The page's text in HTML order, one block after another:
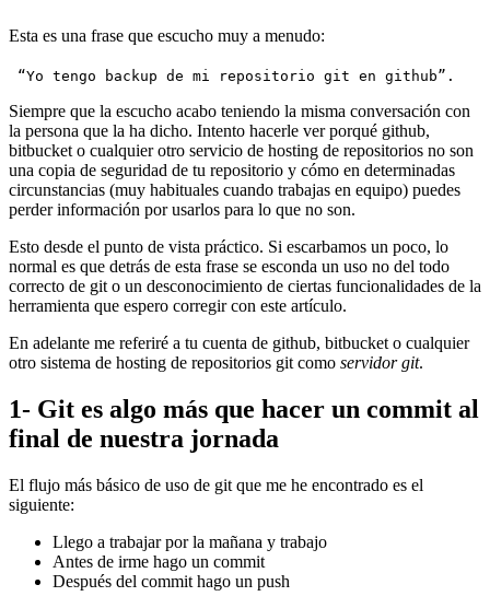
Esta es una frase que escucho muy a menudo:
“Yo tengo backup de mi repositorio git en github”.
Siempre que la escucho acabo teniendo la misma conversación con
la persona que la ha dicho. Intento hacerle ver porqué github,
bitbucket o cualquier otro servicio de hosting de repositorios no son
una copia de seguridad de tu repositorio y cómo en determinadas
circunstancias (muy habituales cuando trabajas en equipo) puedes
perder información por usarlos para lo que no son.
Esto desde el punto de vista práctico. Si escarbamos un poco, lo
normal es que detrás de esta frase se esconda un uso no del todo
correcto de git o un desconocimiento de ciertas funcionalidades de la
herramienta que espero corregir con este artículo.
En adelante me referiré a tu cuenta de github, bitbucket o cualquier
otro sistema de hosting de repositorios git como servidor git.
1- Git es algo más que hacer un commit al
final de nuestra jornada
El flujo más básico de uso de git que me he encontrado es el
siguiente:
Llego a trabajar por la mañana y trabajo
Antes de irme hago un commit
Después del commit hago un push